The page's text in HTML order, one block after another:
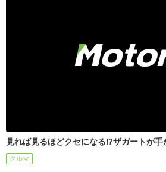
見れば見るほどクセになる!?ザガートが
クルマ